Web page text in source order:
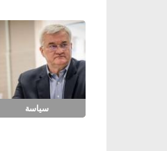
سياسة